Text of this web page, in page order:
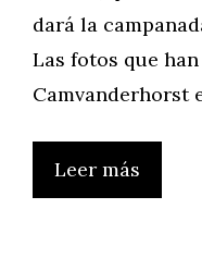
dará la
Las fotos que
Camvanderhorst
Leer más